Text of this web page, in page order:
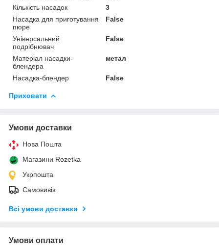
Кількість насадок
3
Насадка для приготування
пюре
False
Універсальний
подрібнювач
False
Матеріал насадки-
блендера
метал
Насадка-блендер False
Приховати
Умови доставки
Нова Пошта
Магазини Rozetka
Укрпошта
Самовивіз
Всі умови доставки
Умови оплати